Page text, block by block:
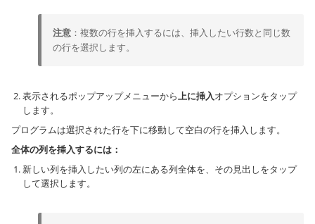
注意 ：複数の行を挿入するには、挿入したい行数と同じ数
の行を選択します。
表示されるポップアップメニューから上に挿入オプションをタップ
します。
プログラムは選択された行を下に移動して空白の行を挿入します。
全体の列を挿入するには：
新しい列を挿入したい列の左にある列全体を、その見出しをタップ
して選択します。